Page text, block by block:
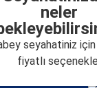
neler
seyahatiniz için
fiyatlı